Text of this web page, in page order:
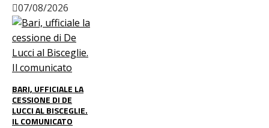
07/08/2026
BARI, UFFICIALE LA
CESSIONE DI DE
LUCCI AL BISCEGLIE.
IL COMUNICATO